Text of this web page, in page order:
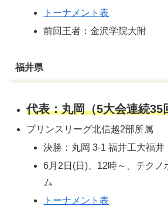
トーナメント表
前回王者：金沢学院大附
福井県
代表：丸岡（5大会連続35
プリンスリーグ北信越2部所属
決勝：丸岡 3-1 福井工大福井
6月2日(日)、12時～、テクノ
ム
トーナメント表